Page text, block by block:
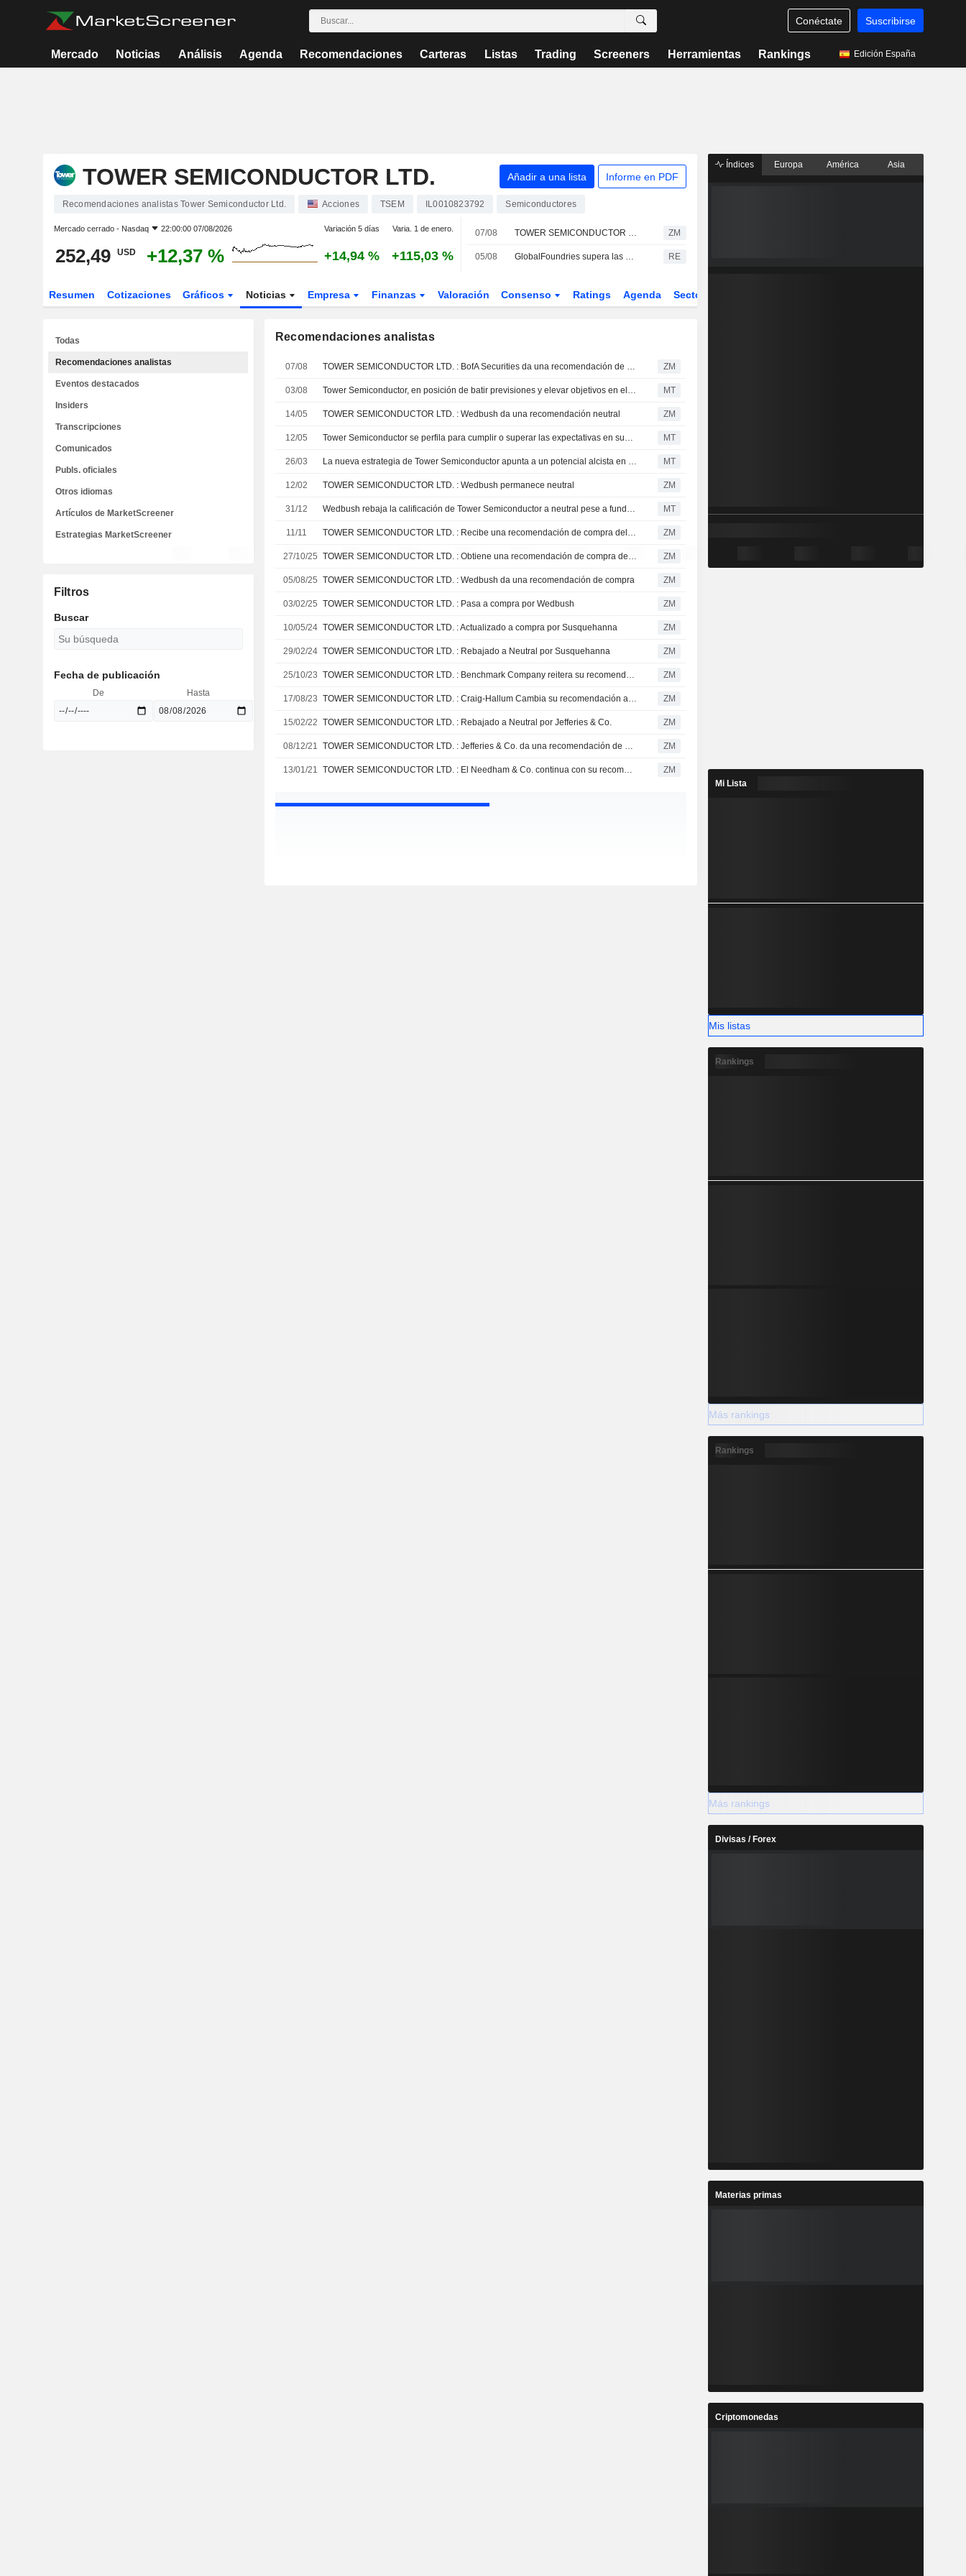
Conéctate Suscribirse
Mercado Noticias Análisis Agenda Recomendaciones Carteras Listas Trading Screeners Herramientas Rankings Edición España
TOWER SEMICONDUCTOR LTD. Añadir a una lista Informe en PDF
Recomendaciones analistas Tower Semiconductor Ltd. Acciones TSEM IL0010823792 Semiconductores
Mercado cerrado - Nasdaq 22:00:00 07/08/2026 Variación 5 días Varia. 1 de enero.
252,49 USD +12,37 % +14,94 % +115,03 %
07/08 TOWER SEMICONDUCTOR LTD. : BofA Securities da una recomendación de compra ZM
05/08 GlobalFoundries supera las previsiones del segundo trimestre impulsada por la demanda de chips para IA RE
Resumen Cotizaciones Gráficos Noticias Empresa Finanzas Valoración Consenso Ratings Agenda Sector
Recomendaciones analistas
07/08 TOWER SEMICONDUCTOR LTD. : BofA Securities da una recomendación de compra ZM
03/08 Tower Semiconductor, en posición de batir previsiones y elevar objetivos en el segundo trimestre, según Wedbush MT
14/05 TOWER SEMICONDUCTOR LTD. : Wedbush da una recomendación neutral ZM
12/05 Tower Semiconductor se perfila para cumplir o superar las expectativas en sus resultados del primer trimestre, según Wedbush MT
26/03 La nueva estrategia de Tower Semiconductor apunta a un potencial alcista en óptica, según Wedbush MT
12/02 TOWER SEMICONDUCTOR LTD. : Wedbush permanece neutral ZM
31/12 Wedbush rebaja la calificación de Tower Semiconductor a neutral pese a fundamentos positivos MT
11/11 TOWER SEMICONDUCTOR LTD. : Recibe una recomendación de compra del Wedbush ZM
27/10/25 TOWER SEMICONDUCTOR LTD. : Obtiene una recomendación de compra de Wedbush ZM
05/08/25 TOWER SEMICONDUCTOR LTD. : Wedbush da una recomendación de compra ZM
03/02/25 TOWER SEMICONDUCTOR LTD. : Pasa a compra por Wedbush ZM
10/05/24 TOWER SEMICONDUCTOR LTD. : Actualizado a compra por Susquehanna ZM
29/02/24 TOWER SEMICONDUCTOR LTD. : Rebajado a Neutral por Susquehanna ZM
25/10/23 TOWER SEMICONDUCTOR LTD. : Benchmark Company reitera su recomendación de compra ZM
17/08/23 TOWER SEMICONDUCTOR LTD. : Craig-Hallum Cambia su recomendación a compra ZM
15/02/22 TOWER SEMICONDUCTOR LTD. : Rebajado a Neutral por Jefferies & Co. ZM
08/12/21 TOWER SEMICONDUCTOR LTD. : Jefferies & Co. da una recomendación de compra ZM
13/01/21 TOWER SEMICONDUCTOR LTD. : El Needham & Co. continua con su recomendación de compra ZM
Todas
Recomendaciones analistas
Eventos destacados
Insiders
Transcripciones
Comunicados
Publs. oficiales
Otros idiomas
Artículos de MarketScreener
Estrategias MarketScreener
Filtros
Buscar
Fecha de publicación
De Hasta
Índices Europa América Asia
Mi Lista
Mis listas
Rankings
Más rankings
Rankings
Más rankings
Divisas / Forex
Materias primas
Criptomonedas